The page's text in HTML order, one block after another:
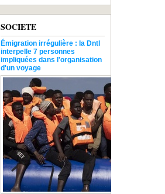
SOCIETE
Émigration irrégulière : la Dntl
interpelle 7 personnes
impliquées dans l'organisation
d'un voyage